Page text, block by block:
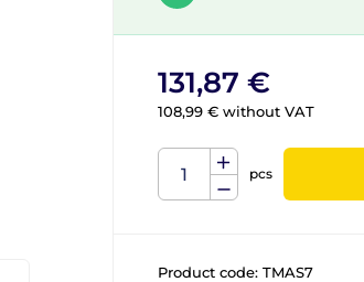
131,87 €
108,99 € without VAT
pcs
Product code: TMAS7